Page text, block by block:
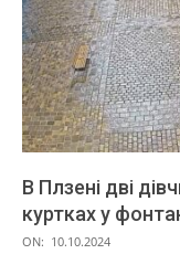
В Плзені дві
куртках у
2024-
ON: 10.10.2024